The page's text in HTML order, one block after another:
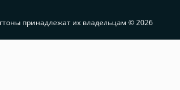
принадлежат их владельцам © 2026